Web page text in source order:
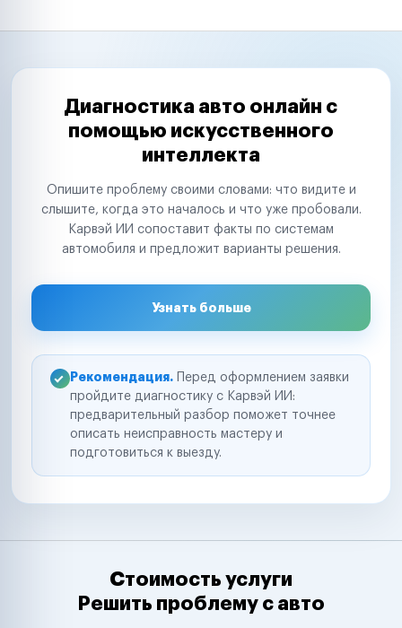
Диагностика авто онлайн с
помощью искусственного
интеллекта
Опишите проблему своими словами: что видите и
слышите, когда это началось и что уже пробовали.
Карвэй ИИ сопоставит факты по системам
автомобиля и предложит варианты решения.
Узнать больше
Рекомендация. Перед оформлением заявки
пройдите диагностику с Карвэй ИИ:
предварительный разбор поможет точнее
описать неисправность мастеру и
подготовиться к выезду.
Стоимость услуги
Решить проблему с авто